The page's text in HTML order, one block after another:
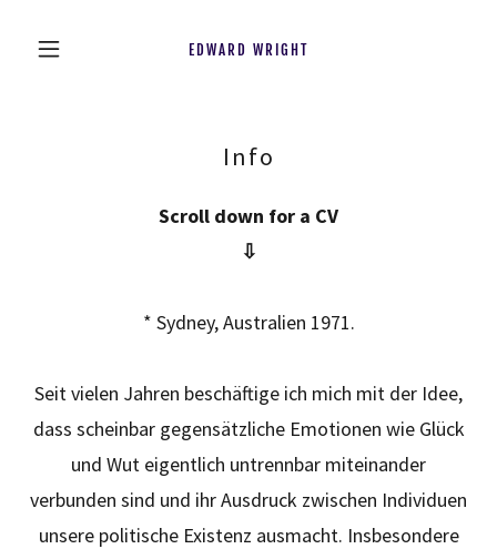
EDWARD WRIGHT
Info
Scroll down for a CV
⇩
* Sydney, Australien 1971.
Seit vielen Jahren beschäftige ich mich mit der Idee,
dass scheinbar gegensätzliche Emotionen wie Glück
und Wut eigentlich untrennbar miteinander
verbunden sind und ihr Ausdruck zwischen Individuen
unsere politische Existenz ausmacht. Insbesondere